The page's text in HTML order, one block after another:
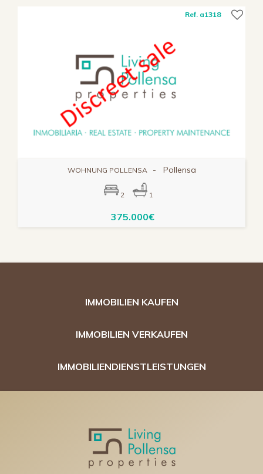
Ref. a1318
WOHNUNG POLLENSA - Pollensa
2 1
375.000€
IMMOBILIEN KAUFEN
IMMOBILIEN VERKAUFEN
IMMOBILIENDIENSTLEISTUNGEN